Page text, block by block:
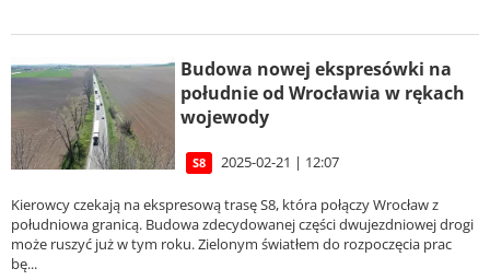
Budowa nowej ekspresówki na
południe od Wrocławia w rękach
wojewody
S8 2025-02-21 | 12:07
Kierowcy czekają na ekspresową trasę S8, która połączy Wrocław z
południowa granicą. Budowa zdecydowanej części dwujezdniowej drogi
może ruszyć już w tym roku. Zielonym światłem do rozpoczęcia prac
bę...